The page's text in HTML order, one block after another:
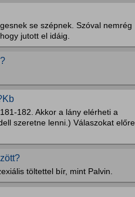
se szépnek. Szóval nemrég
jutott el idáig.
182. Akkor a lány elérheti a
szeretne lenni.) Válaszokat előre
töltettel bír, mint Palvin.